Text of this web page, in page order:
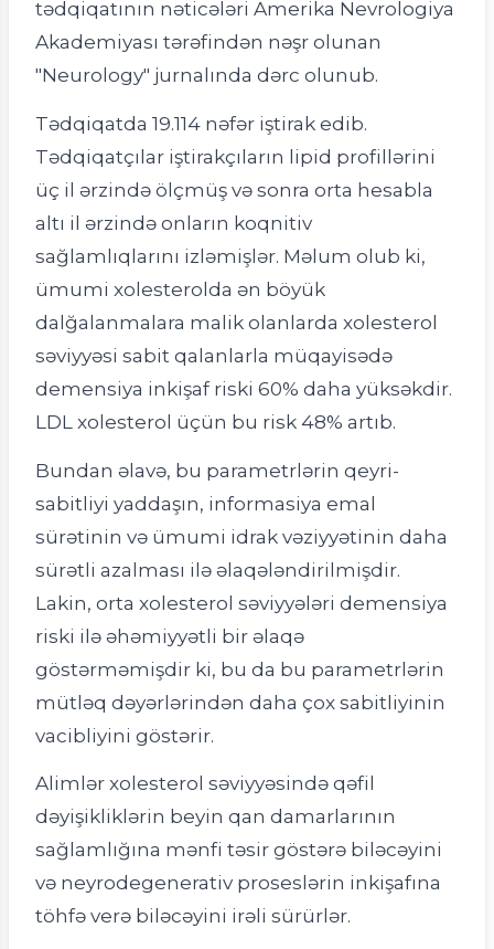
tədqiqatının nəticələri Amerika Nevrologiya
Akademiyası tərəfindən nəşr olunan
"Neurology" jurnalında dərc olunub.
Tədqiqatda 19.114 nəfər iştirak edib.
Tədqiqatçılar iştirakçıların lipid profillərini
üç il ərzində ölçmüş və sonra orta hesabla
altı il ərzində onların koqnitiv
sağlamlıqlarını izləmişlər. Məlum olub ki,
ümumi xolesterolda ən böyük
dalğalanmalara malik olanlarda xolesterol
səviyyəsi sabit qalanlarla müqayisədə
demensiya inkişaf riski 60% daha yüksəkdir.
LDL xolesterol üçün bu risk 48% artıb.
Bundan əlavə, bu parametrlərin qeyri-
sabitliyi yaddaşın, informasiya emal
sürətinin və ümumi idrak vəziyyətinin daha
sürətli azalması ilə əlaqələndirilmişdir.
Lakin, orta xolesterol səviyyələri demensiya
riski ilə əhəmiyyətli bir əlaqə
göstərməmişdir ki, bu da bu parametrlərin
mütləq dəyərlərindən daha çox sabitliyinin
vacibliyini göstərir.
Alimlər xolesterol səviyyəsində qəfil
dəyişikliklərin beyin qan damarlarının
sağlamlığına mənfi təsir göstərə biləcəyini
və neyrodegenerativ proseslərin inkişafına
töhfə verə biləcəyini irəli sürürlər.